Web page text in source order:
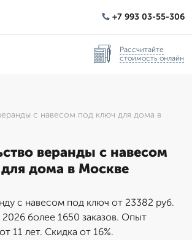
+7 993 03-55-306
Рассчитайте
стоимость онлайн
с навесом под ключ для дома в
веранды с навесом
дома в Москве
с навесом под ключ от 23382 руб.
более 1650 заказов. Опыт
11 лет. Скидка от 16%.